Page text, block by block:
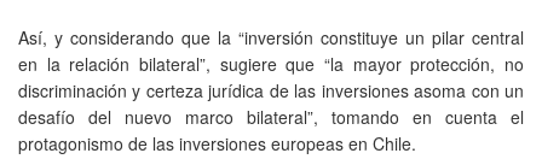
Así, y considerando que la “inversión constituye un pilar central
en la relación bilateral”, sugiere que “la mayor protección, no
discriminación y certeza jurídica de las inversiones asoma con un
desafío del nuevo marco bilateral”, tomando en cuenta el
protagonismo de las inversiones europeas en Chile.